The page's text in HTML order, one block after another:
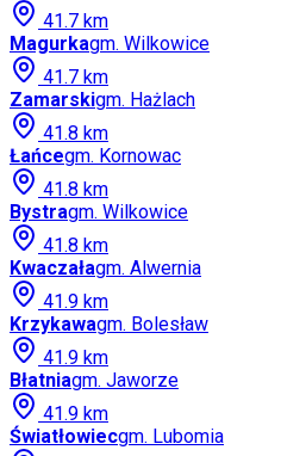
41.7 km
Magurkagm. Wilkowice
41.7 km
Zamarskigm. Hażlach
41.8 km
Łańcegm. Kornowac
41.8 km
Bystragm. Wilkowice
41.8 km
Kwaczałagm. Alwernia
41.9 km
Krzykawagm. Bolesław
41.9 km
Błatniagm. Jaworze
41.9 km
Światłowiecgm. Lubomia